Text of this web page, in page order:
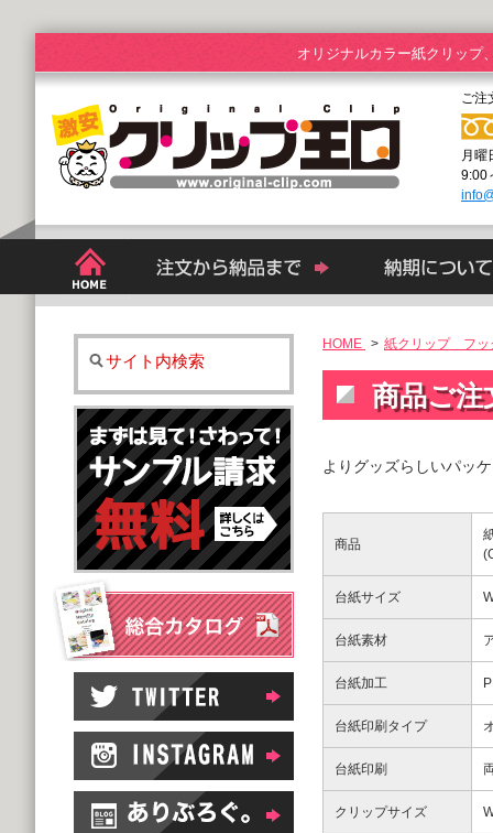
オリジナルカラー紙クリッ
ご注
月曜
9:00
HOME > 紙クリップ フッ
商品ご注
よりグッズらしいパッ
商品
台紙サイズ
台紙素材
台紙加工
台紙印刷タイプ
台紙印刷
クリップサイズ
サイト内検索